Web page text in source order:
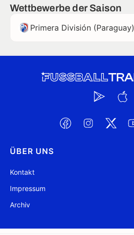
Wettbewerbe der Saison
Primera División (Paraguay)
ÜBER UNS
Kontakt
Impressum
Archiv